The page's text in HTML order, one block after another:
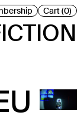
Cart (0)